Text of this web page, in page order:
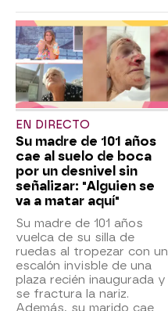
EN DIRECTO
Su madre de 101 años
cae al suelo de boca
por un desnivel sin
señalizar: "Alguien se
va a matar aquí"
Su madre de 101 años
vuelca de su silla de
ruedas al tropezar con un
escalón invisble de una
plaza recién inaugurada y
se fractura la nariz.
Además, su marido cae